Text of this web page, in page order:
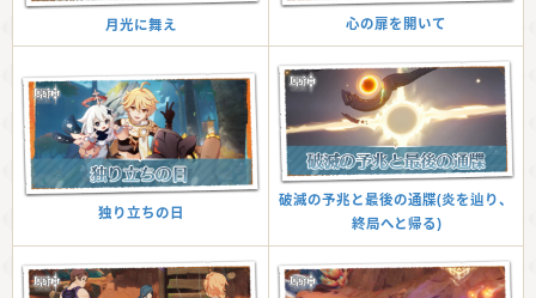
月光に舞え 心の扉を開いて
独り立ちの日
破滅の予兆と最後の通牒(炎を辿り、
終局へと帰る)